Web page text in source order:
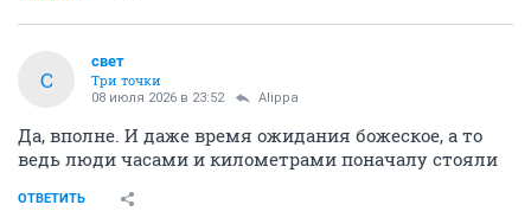
С
свет
Три точки
08 июля 2026 в 23:52 Alippa
Да, вполне. И даже время ожидания божеское, а то
ведь люди часами и километрами поначалу стояли
ОТВЕТИТЬ